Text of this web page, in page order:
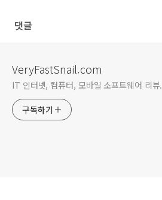
댓글
VeryFastSnail.com
IT 인터넷, 컴퓨터, 모바일 소프트웨어 리뷰.
구독하기